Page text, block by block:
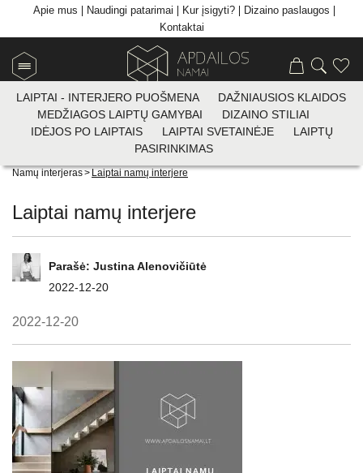
Apie mus Naudingi patarimai Kur įsigyti?
Dizaino paslaugos
Kontaktai
Visi patarimai >
Namų interjeras>Laiptai namų interjere
LAIPTAI - INTERJERO PUOŠMENA
DAŽNIAUSIOS KLAIDOS
MEDŽIAGOS LAIPTŲ GAMYBAI
DIZAINO STILIAI
IDĖJOS PO LAIPTAIS
LAIPTAI SVETAINĖJE
LAIPTŲ
PASIRINKIMAS
Laiptai namų interjere
Parašė: Justina Alenovičiūtė
2022-12-20
2022-12-20